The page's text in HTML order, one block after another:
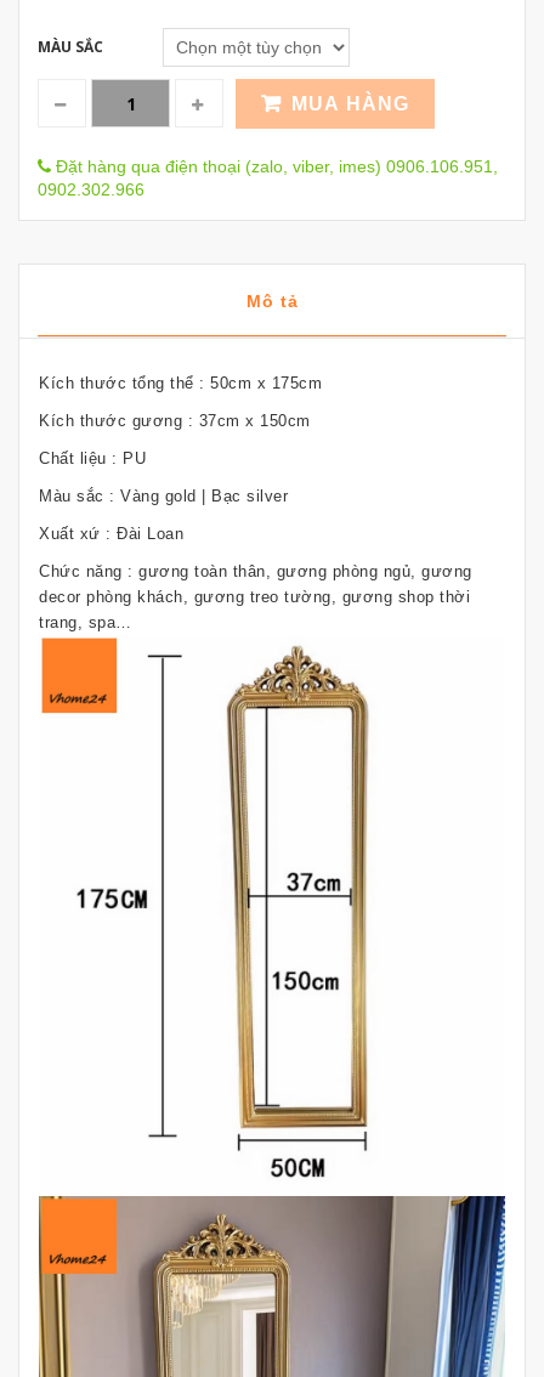
MÀU SẮC
MUA HÀNG
Đặt hàng qua điện thoại (zalo, viber, imes) 0906.106.951,
0902.302.966
Mô tả
Kích thước tổng thể : 50cm x 175cm
Kích thước gương : 37cm x 150cm
Chất liệu : PU
Màu sắc : Vàng gold | Bạc silver
Xuất xứ : Đài Loan
Chức năng : gương toàn thân, gương phòng ngủ, gương
decor phòng khách, gương treo tường, gương shop thời
trang, spa…